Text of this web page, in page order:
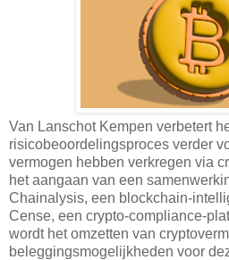
Van Lanschot Kempen verbetert
risicobeoordelingsproces verder
vermogen hebben verkregen via
het aangaan van een
Chainalysis, een blockchain-
Cense, een crypto-compliance-
wordt het omzetten van
beleggingsmogelijkheden voor